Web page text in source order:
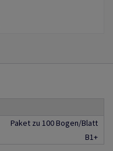
Paket zu 100 Bogen/Blatt
B1+